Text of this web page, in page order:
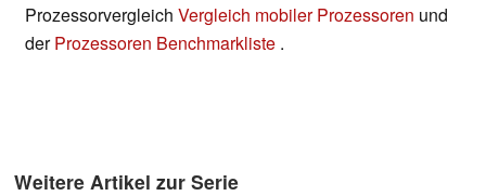
Prozessorvergleich Vergleich mobiler Prozessoren und
derProzessoren Benchmarkliste .
Weitere Artikel zur Serie